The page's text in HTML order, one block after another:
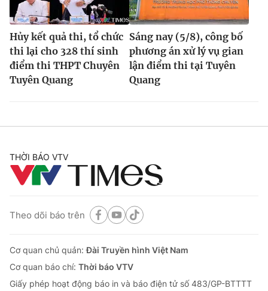
Hủy kết quả thi, tổ chức
thi lại cho 328 thí sinh
điểm thi THPT Chuyên
Tuyên Quang
Sáng nay (5/8), công bố
phương án xử lý vụ gian
lận điểm thi tại Tuyên
Quang
THỜI BÁO VTV
Theo dõi báo trên
Cơ quan chủ quản:Đài Truyền hình Việt Nam
Cơ quan báo chí: Thời báo VTV
Giấy phép hoạt động báo in và báo điện tử số 483/GP-BTTTT